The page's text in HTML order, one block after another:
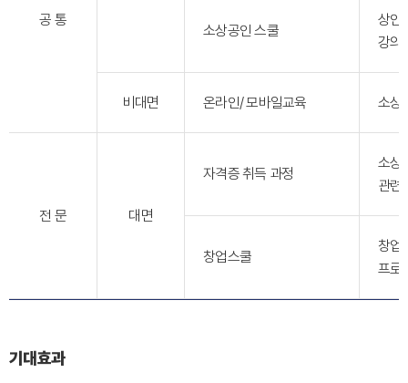
공 통
소상공인 스쿨
상인
강의
비대면 온라인/ 모바일교육 소상
전 문 대면
자격증 취득 과정
소상
관련
창업스쿨
창업
프로
기대효과